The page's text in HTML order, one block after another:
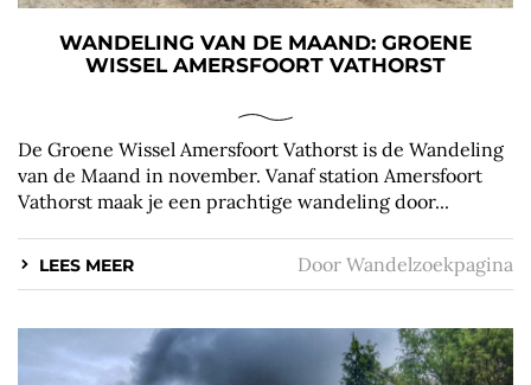
WANDELING VAN DE MAAND: GROENE
WISSEL AMERSFOORT VATHORST
De Groene Wissel Amersfoort Vathorst is de Wandeling
van de Maand in november. Vanaf station Amersfoort
Vathorst maak je een prachtige wandeling door...
LEES MEER Door Wandelzoekpagina